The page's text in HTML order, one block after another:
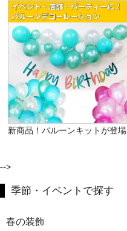
新商品！バルーンキットが登場
-->
季節・イベントで探す
春の装飾